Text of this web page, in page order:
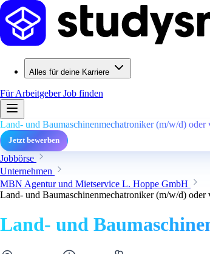
Alles für deine Karriere
Für ArbeitgeberJob finden
Land- und Baumaschinenmechatroniker (m/w/d) oder
Jetzt bewerben
Jobbörse
Unternehmen
MBN Agentur und Mietservice L. Hoppe GmbH
Land- und Baumaschinenmechatroniker (m/w/d) oder
Land- und